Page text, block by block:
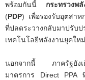
พร้อมกันนี้ กระทรวงพ
(PDP) เพื่อรองรับอุตสา
ที่ปลดระวางกลับมาป
เทคโนโลยีพลังงานยุคให
นอกจากนี้ ภาครัฐยังเ
มาตรการ Direct PPA